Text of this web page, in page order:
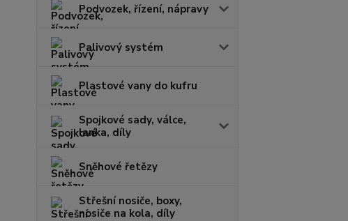
Podvozek, řízení, nápravy
Palivový systém
Plastové vany do kufru
Spojkové sady, válce,
lanka, díly
Sněhové řetězy
Střešní nosiče, boxy,
nosiče na kola, díly